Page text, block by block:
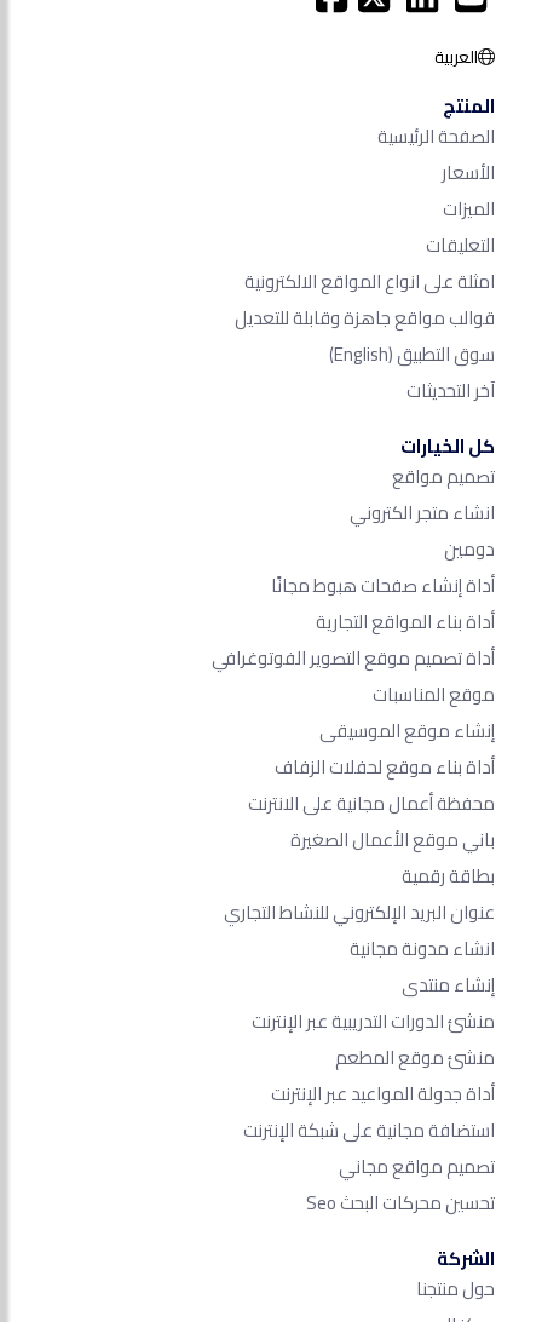
العربية
المنتج
الصفحة الرئيسية
الأسعار
الميزات
التعليقات
امثلة على انواع المواقع الالكترونية
قوالب مواقع جاهزة وقابلة للتعديل
سوق التطبيق(English)
آخر التحديثات
كل الخيارات
تصميم مواقع
انشاء متجر الكتروني
دومين
أداة إنشاء صفحات هبوط مجانًا
أداة بناء المواقع التجارية
أداة تصميم موقع التصوير الفوتوغرافي
موقع المناسبات
إنشاء موقع الموسيقى
أداة بناء موقع لحفلات الزفاف
محفظة أعمال مجانية على الانترنت
باني موقع الأعمال الصغيرة
بطاقة رقمية
عنوان البريد الإلكتروني للنشاط التجاري
انشاء مدونة مجانية
إنشاء منتدى
منشئ الدورات التدريبية عبر الإنترنت
منشئ موقع المطعم
أداة جدولة المواعيد عبر الإنترنت
استضافة مجانية على شبكة الإنترنت
تصميم مواقع مجاني
تحسين محركات البحث Seo​
الشركة
حول منتجنا